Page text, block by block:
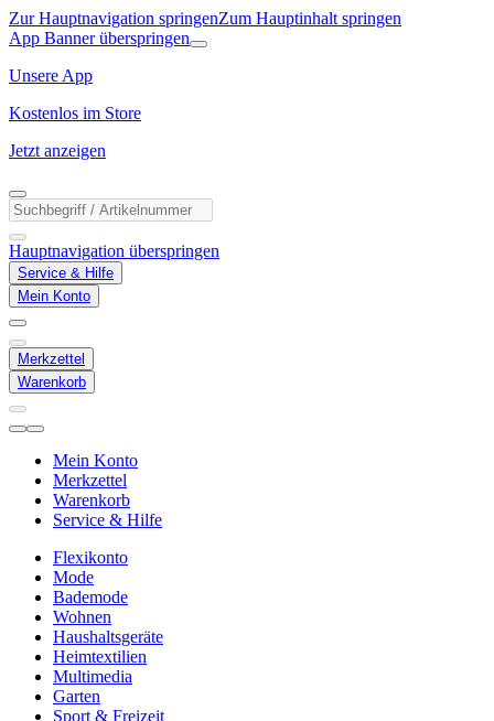
Zur Hauptnavigation springenZum Hauptinhalt springen
App Banner überspringen
Unsere App
Kostenlos im Store
Jetzt anzeigen
Hauptnavigation überspringen
Service & Hilfe
Mein Konto
Merkzettel
Warenkorb
Mein Konto
Merkzettel
Warenkorb
Service & Hilfe
Flexikonto
Mode
Bademode
Wohnen
Haushaltsgeräte
Heimtextilien
Multimedia
Garten
Sport & Freizeit